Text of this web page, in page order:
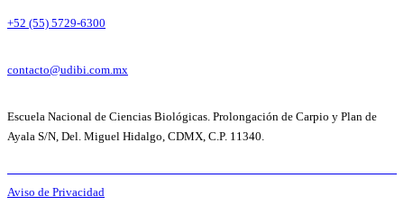
+52 (55) 5729-6300
contacto@udibi.com.mx
Escuela Nacional de Ciencias Biológicas. Prolongación de Carpio y Plan de
Ayala S/N, Del. Miguel Hidalgo, CDMX, C.P. 11340.
Aviso de Privacidad